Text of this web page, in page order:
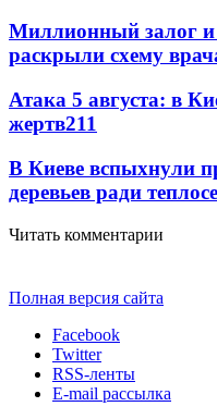
Миллионный залог и
раскрыли схему
Атака 5 августа: в
жертв211
В Киеве вспыхнули
деревьев ради
Читать комментарии
Полная версия сайта
Facebook
Twitter
RSS-ленты
E-mail рассылка